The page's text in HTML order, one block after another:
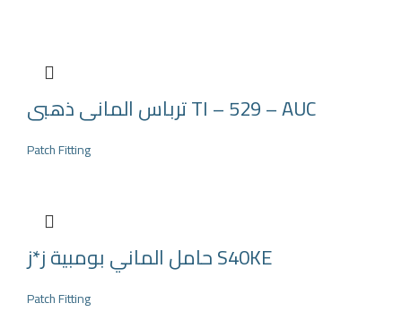
ترباس المانى ذهبى TI – 529 – AUC
Patch Fitting
حامل الماني بومبية ز*ز S40KE
Patch Fitting